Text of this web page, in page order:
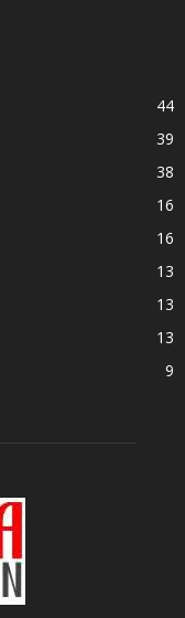
44
39
38
16
16
13
13
13
9